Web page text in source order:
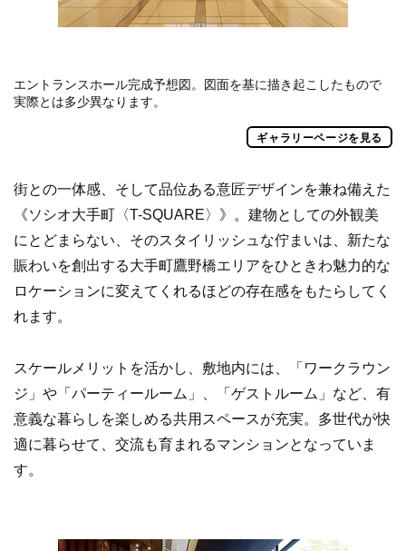
エントランスホール完成予想図。図面を基に描き起こしたもので
実際とは多少異なります。
ギャラリーページを見る
街との一体感、そして品位ある意匠デザインを兼ね備えた
《ソシオ大手町〈T-SQUARE〉》。建物としての外観美
にとどまらない、そのスタイリッシュな佇まいは、新たな
賑わいを創出する大手町鷹野橋エリアをひときわ魅力的な
ロケーションに変えてくれるほどの存在感をもたらしてく
れます。
スケールメリットを活かし、敷地内には、「ワークラウン
ジ」や「パーティールーム」、「ゲストルーム」など、有
意義な暮らしを楽しめる共用スペースが充実。多世代が快
適に暮らせて、交流も育まれるマンションとなっていま
す。